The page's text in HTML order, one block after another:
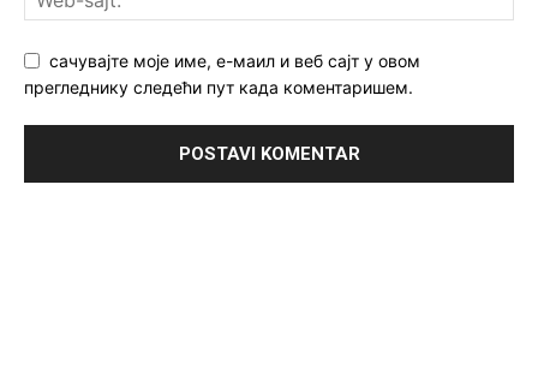
сачувајте моје име, е-маил и веб сајт у овом
прегледнику следећи пут када коментаришем.